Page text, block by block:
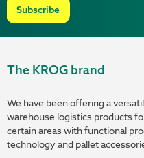
Subscribe
The KROG brand
We have been offering a
warehouse logistics products
certain areas with functional
technology and pallet